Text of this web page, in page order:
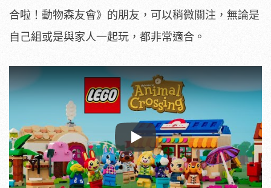
合啦！動物森友會》的朋友，可以稍微關注，無論是
自己組或是與家人一起玩，都非常適合。
Play